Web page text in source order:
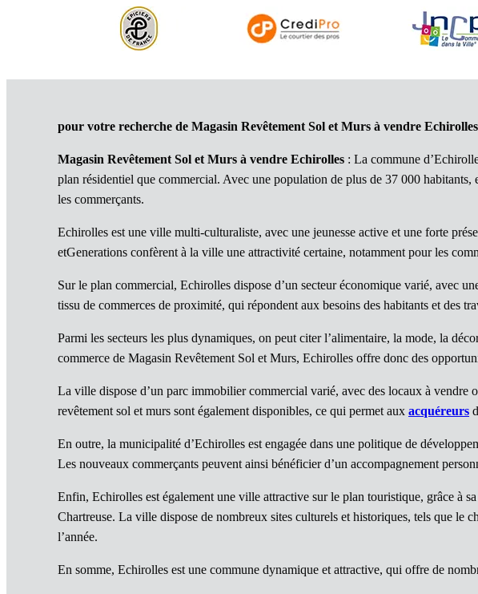
pour votre recherche de Magasin Revêtement Sol et Murs à vendre Echirolles
Magasin Revêtement Sol et Murs à vendre Echirolles : La commune
plan résidentiel que commercial. Avec une population de plus de 37 000
les commerçants.
Echirolles est une ville multi-culturaliste, avec une jeunesse active et une forte
etGenerations confèrent à la ville une attractivité certaine, notamment pour les
Sur le plan commercial, Echirolles dispose d’un secteur économique varié, avec
tissu de commerces de proximité, qui répondent aux besoins des habitants et des
Parmi les secteurs les plus dynamiques, on peut citer l’alimentaire, la mode, la
commerce de Magasin Revêtement Sol et Murs, Echirolles offre donc des
La ville dispose d’un parc immobilier commercial varié, avec des locaux à vendre
revêtement sol et murs sont également disponibles, ce qui permet aux acquéreurs
En outre, la municipalité d’Echirolles est engagée dans une politique de
Les nouveaux commerçants peuvent ainsi bénéficier d’un accompagnement
Enfin, Echirolles est également une ville attractive sur le plan touristique, grâce à
Chartreuse. La ville dispose de nombreux sites culturels et historiques, tels que le
l’année.
En somme, Echirolles est une commune dynamique et attractive, qui offre de